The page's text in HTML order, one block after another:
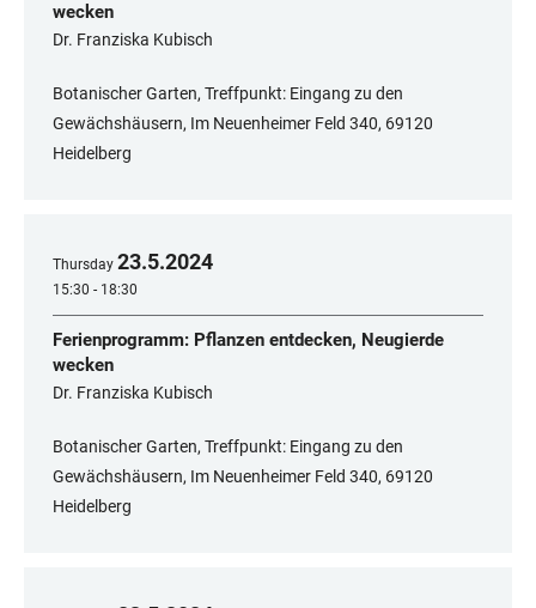
wecken
Dr. Franziska Kubisch
Botanischer Garten, Treffpunkt: Eingang zu den
Gewächshäusern, Im Neuenheimer Feld 340, 69120
Heidelberg
Thursday 23.5.2024
15:30 - 18:30
Ferienprogramm: Pflanzen entdecken, Neugierde
wecken
Dr. Franziska Kubisch
Botanischer Garten, Treffpunkt: Eingang zu den
Gewächshäusern, Im Neuenheimer Feld 340, 69120
Heidelberg